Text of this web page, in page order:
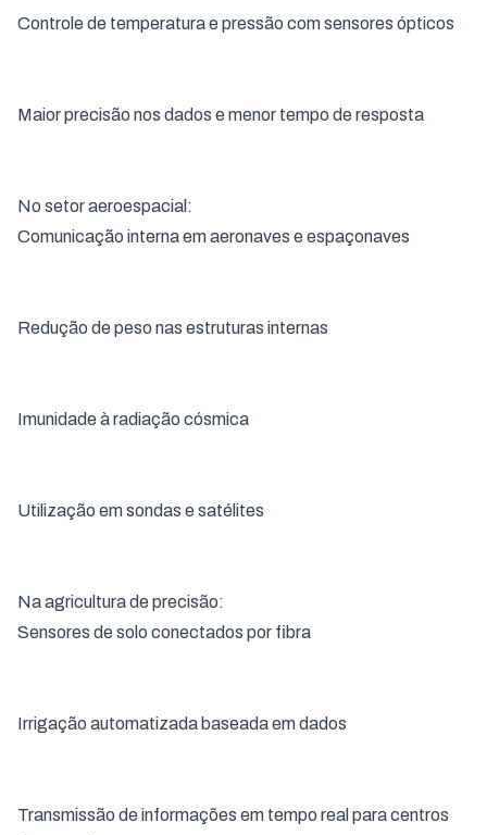
Controle de temperatura e pressão com sensores ópticos
Maior precisão nos dados e menor tempo de resposta
No setor aeroespacial:
Comunicação interna em aeronaves e espaçonaves
Redução de peso nas estruturas internas
Imunidade à radiação cósmica
Utilização em sondas e satélites
Na agricultura de precisão:
Sensores de solo conectados por fibra
Irrigação automatizada baseada em dados
Transmissão de informações em tempo real para centros